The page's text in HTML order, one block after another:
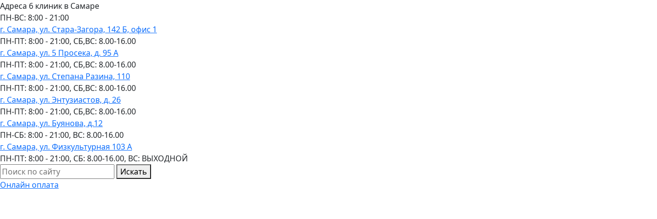
Адреса 6 клиник в Самаре
ПН-ВC: 8:00 - 21:00
г. Самара, ул. Стара-Загора, 142 Б, офис 1
ПН-ПТ: 8:00 - 21:00, СБ,ВС: 8.00-16.00
г. Самара, ул. 5 Просека, д. 95 А
ПН-ПТ: 8:00 - 21:00, СБ,ВС: 8.00-16.00
г. Самара, ул. Степана Разина, 110
ПН-ПТ: 8:00 - 21:00, СБ,ВС: 8.00-16.00
г. Самара, ул. Энтузиастов, д. 26
ПН-ПТ: 8:00 - 21:00, СБ,ВС: 8.00-16.00
г. Самара, ул. Буянова, д.12
ПН-СБ: 8:00 - 21:00, ВС: 8.00-16.00
г. Самара, ул. Физкультурная 103 А
ПН-ПТ: 8:00 - 21:00, СБ: 8.00-16.00, ВС: ВЫХОДНОЙ
Искать
Онлайн оплата